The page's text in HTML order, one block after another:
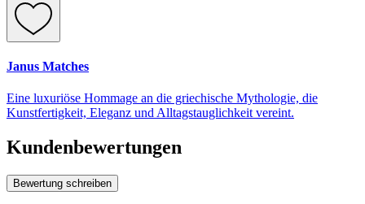
Janus Matches
Eine luxuriöse Hommage an die griechische Mythologie, die
Kunstfertigkeit, Eleganz und Alltagstauglichkeit vereint.
Kundenbewertungen
Bewertung schreiben